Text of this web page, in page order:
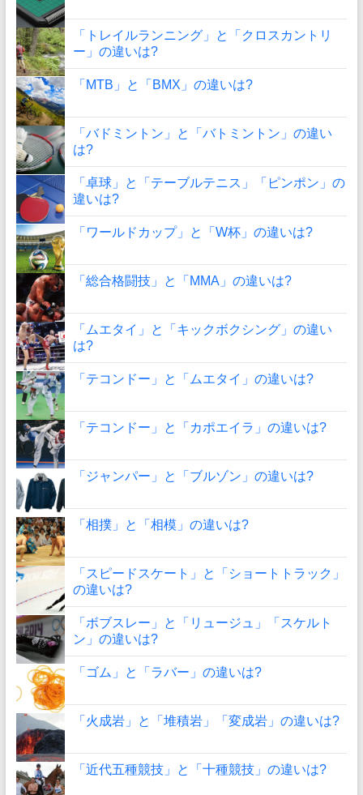
「トレイルランニング」と「クロスカントリ
ー」の違いは?
「MTB」と「BMX」の違いは?
「バドミントン」と「バトミントン」の違い
は?
「卓球」と「テーブルテニス」「ピンポン」の
違いは?
「ワールドカップ」と「W杯」の違いは?
「総合格闘技」と「MMA」の違いは?
「ムエタイ」と「キックボクシング」の違い
は?
「テコンドー」と「ムエタイ」の違いは?
「テコンドー」と「カポエイラ」の違いは?
「ジャンパー」と「ブルゾン」の違いは?
「相撲」と「相模」の違いは?
「スピードスケート」と「ショートトラック」
の違いは?
「ボブスレー」と「リュージュ」「スケルト
ン」の違いは?
「ゴム」と「ラバー」の違いは?
「火成岩」と「堆積岩」「変成岩」の違いは?
「近代五種競技」と「十種競技」の違いは?